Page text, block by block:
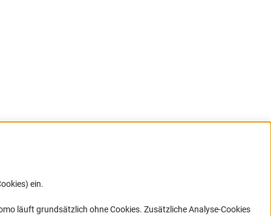
ein.
Link)
läuft grundsätzlich ohne Cookies. Zusätzliche Analyse-Cookies